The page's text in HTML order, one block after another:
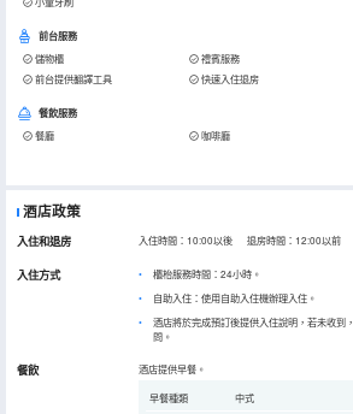
前台服務
儲物櫃 禮賓服務
前台提供翻譯工具
快速入住退房
餐飲服務
餐廳 咖啡廳
酒店政策
入住和退房 入住時間：10:00以後 退房時間：12:00以前
入住方式
櫃枱服務時間：24小時。
自助入住：使用自助入住機辦理入住。
酒店將於完成預訂後提供入住說明，若未收到
問。
餐飲 酒店提供早餐。
早餐種類
中式